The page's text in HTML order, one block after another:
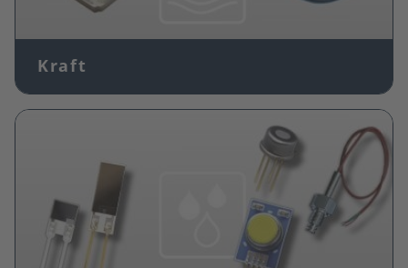
Kraft